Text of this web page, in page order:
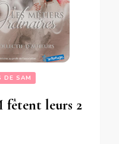
DE SAM
fêtent leurs 2